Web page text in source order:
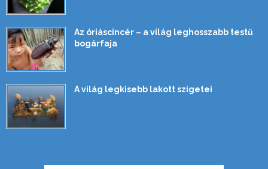
Az óriáscincér – a világ leghosszabb testű
bogárfaja
A világ legkisebb lakott szigetei